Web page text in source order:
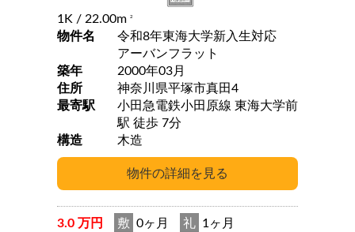
1K / 22.00m 2
物件名
令和8年東海大学新入生対応
アーバンフラット
築年
2000年03月
住所
神奈川県平塚市真田4
最寄駅
小田急電鉄小田原線 東海大学前
駅 徒歩 7分
構造
木造
3.0 万円 敷 0ヶ月 礼 1ヶ月